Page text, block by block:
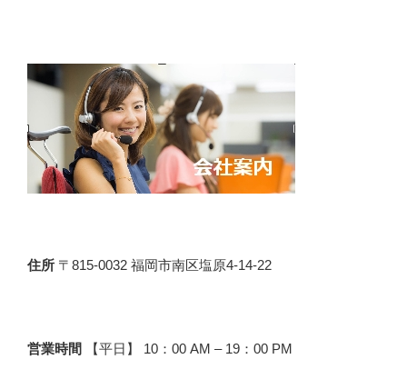
住所 〒815-0032 福岡市南区塩原4-14-22
営業時間 【平日】 10：00 AM – 19：00 PM